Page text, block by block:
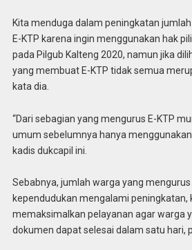
Kita menduga dalam peningkatan
E-KTP karena ingin menggunakan hak
pada Pilgub Kalteng 2020, namun jika
yang membuat E-KTP tidak semua
kata dia.
“Dari sebagian yang mengurus E-KTP
umum sebelumnya hanya
kadis dukcapil ini.
Sebabnya, jumlah warga yang
kependudukan mengalami peningkatan,
memaksimalkan pelayanan agar warga
dokumen dapat selesai dalam satu hari,